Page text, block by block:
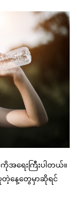
အရေးကြီးပါတယ်။
းပူတဲ့နေ့တွေမှာဆိုရင်